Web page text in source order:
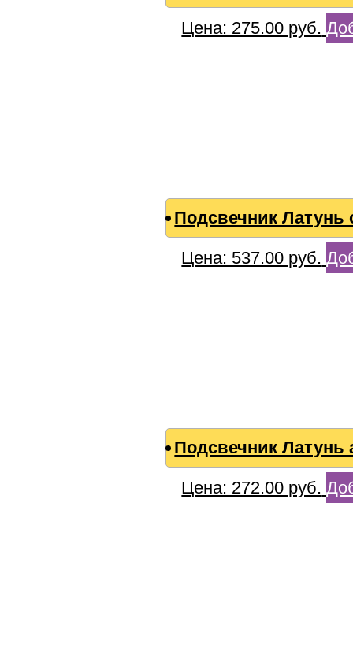
Цена: 275.00 руб.
Подсвечник Латунь
Цена: 537.00 руб.
Подсвечник Латунь
Цена: 272.00 руб.